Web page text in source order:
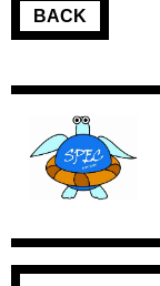
BACK